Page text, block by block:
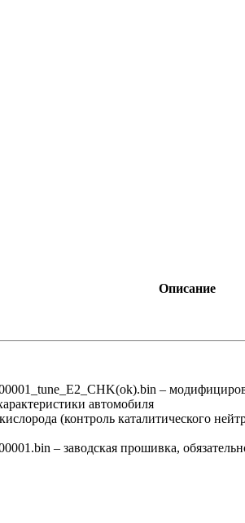
Описание
–
автомобиля
(контроль каталитического
– заводская прошивка,